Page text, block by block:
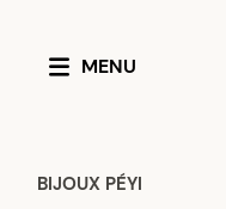
MENU
BIJOUX PÉYI